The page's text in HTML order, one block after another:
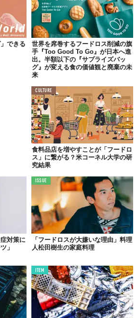
できる
世界を席巻するフードロス削減の旗
手『Too Good To Go』が日本へ進
出。半額以下の『サプライズバッ
グ』が変える食の価値観と廃棄の未
来
CULTURE
食料品店を増やすことが「フードロ
ス」に繋がる？米コーネル大学の研
究結果
対策に
」
ISSUE
「フードロスが大嫌いな理由」料理
人松田樹生の家庭料理
ITEM